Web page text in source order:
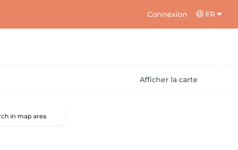
Connexion FR
Afficher la carte
in map area